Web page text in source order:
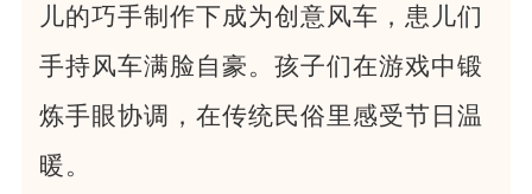
儿的巧手制作下成为创意风车，患儿们
手持风车满脸自豪。孩子们在游戏中锻
炼手眼协调，在传统民俗里感受节日温
暖。